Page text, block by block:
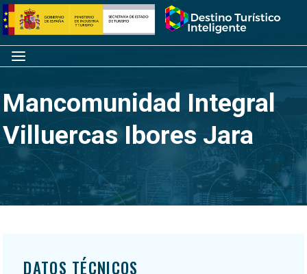
Saltar
al
contenido
Inicio
Menú
Mancomunidad Integral
Villuercas Ibores Jara
DATOS TÉCNICOS